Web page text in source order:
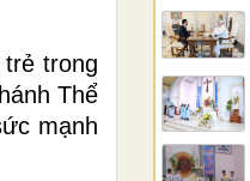
trong
Thể
mạnh